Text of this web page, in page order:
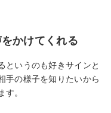
かけてくれる
というのも好きサインと
手の様子を知りたいから
す。